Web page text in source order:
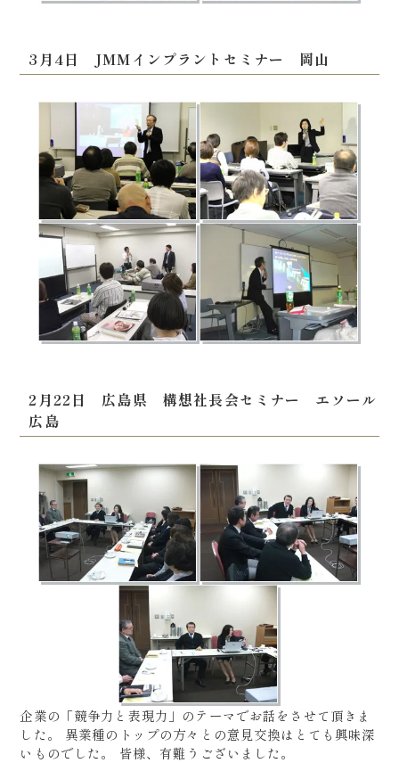
3月4日 JMMインプラントセミナー 岡山
2月22日 広島県 構想社長会セミナー エソール
広島
企業の「競争力と表現力」のテーマでお話をさせて頂きま
した。 異業種のトップの方々との意見交換はとても興味深
いものでした。 皆様、有難うございました。